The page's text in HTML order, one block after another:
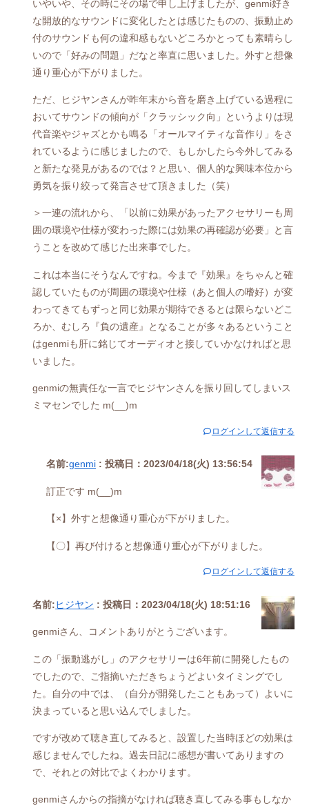
いやいや、その時にその場で申し上げましたが、genmi好き
な開放的なサウンドに変化したとは感じたものの、振動止め
付のサウンドも何の違和感もないどころかとっても素晴らし
いので「好みの問題」だなと率直に思いました。外すと想像
通り重心が下がりました。
ただ、ヒジヤンさんが昨年末から音を磨き上げている過程に
おいてサウンドの傾向が「クラッシック向」というよりは現
代音楽やジャズとかも鳴る「オールマイティな音作り」をさ
れているように感じましたので、もしかしたら今外してみる
と新たな発見があるのでは？と思い、個人的な興味本位から
勇気を振り絞って発言させて頂きました（笑）
＞一連の流れから、「以前に効果があったアクセサリーも周
囲の環境や仕様が変わった際には効果の再確認が必要」と言
うことを改めて感じた出来事でした。
これは本当にそうなんですね。今まで『効果』をちゃんと確
認していたものが周囲の環境や仕様（あと個人の嗜好）が変
わってきてもずっと同じ効果が期待できるとは限らないどこ
ろか、むしろ『負の遺産』となることが多々あるということ
はgenmiも肝に銘じてオーディオと接していかなければと思
いました。
genmiの無責任な一言でヒジヤンさんを振り回してしまいス
ミマセンでした m(__)m
ログインして返信する
名前:genmi : 投稿日：2023/04/18(火) 13:56:54
訂正です m(__)m
【×】外すと想像通り重心が下がりました。
【〇】再び付けると想像通り重心が下がりました。
ログインして返信する
名前:ヒジヤン : 投稿日：2023/04/18(火) 18:51:16
genmiさん、コメントありがとうございます。
この「振動逃がし」のアクセサリーは6年前に開発したもの
でしたので、ご指摘いただきちょうどよいタイミングでし
た。自分の中では、（自分が開発したこともあって）よいに
決まっていると思い込んでしました。
ですが改めて聴き直してみると、設置した当時ほどの効果は
感じませんでしたね。過去日記に感想が書いてありますの
で、それとの対比でよくわかります。
genmiさんからの指摘がなければ聴き直してみる事もしなか